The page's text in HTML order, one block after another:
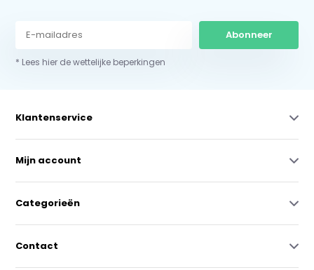
Abonneer
* Lees hier de wettelijke beperkingen
Klantenservice
Mijn account
Categorieën
Contact